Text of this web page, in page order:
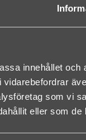
innehållet
som vi
eller som